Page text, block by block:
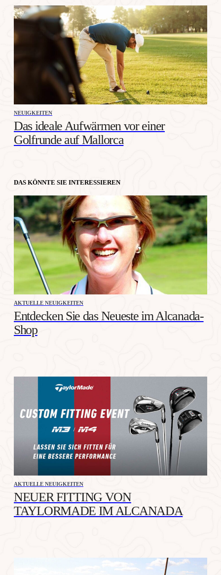
NEUIGKEITEN
Das ideale Aufwärmen vor einer
Golfrunde auf Mallorca
DAS KÖNNTE SIE INTERESSIEREN
AKTUELLE NEUIGKEITEN
Entdecken Sie das Neueste im Alcanada-
Shop
AKTUELLE NEUIGKEITEN
NEUER FITTING VON
TAYLORMADE IM ALCANADA